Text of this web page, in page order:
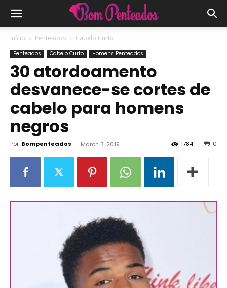
Início Penteados Cabelo Curto
Penteados Cabelo Curto Homens Penteados
30 atordoamento
desvanece-se cortes de
cabelo para homens
negros
Por Bompenteados - March 3, 2019 0
1784